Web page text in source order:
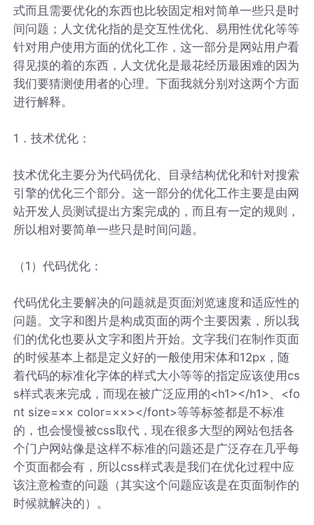
式而且需要优化的东西也比较固定相对简单一些只是时
间问题；人文优化指的是交互性优化、易用性优化等等
针对用户使用方面的优化工作，这一部分是网站用户看
得见摸的着的东西，人文优化是最花经历最困难的因为
我们要猜测使用者的心理。下面我就分别对这两个方面
进行解释。
1．技术优化：
技术优化主要分为代码优化、目录结构优化和针对搜索
引擎的优化三个部分。这一部分的优化工作主要是由网
站开发人员测试提出方案完成的，而且有一定的规则，
所以相对要简单一些只是时间问题。
（1）代码优化：
代码优化主要解决的问题就是页面浏览速度和适应性的
问题。文字和图片是构成页面的两个主要因素，所以我
们的优化也要从文字和图片开始。文字我们在制作页面
的时候基本上都是定义好的一般使用宋体和12px，随
着代码的标准化字体的样式大小等等的指定应该使用cs
s样式表来完成，而现在被广泛应用的<h1></h1>、<fo
nt size=×× color=××></font>等等标签都是不标准
的，也会慢慢被css取代，现在很多大型的网站包括各
个门户网站像是这样不标准的问题还是广泛存在几乎每
个页面都会有，所以css样式表是我们在优化过程中应
该注意检查的问题（其实这个问题应该是在页面制作的
时候就解决的）。